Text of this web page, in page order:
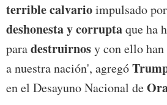
terrible calvarioimpulsado
deshonesta y corruptaque ha
paradestruirnosy con ello
a nuestra nación', agregó
en el Desayuno Nacional de